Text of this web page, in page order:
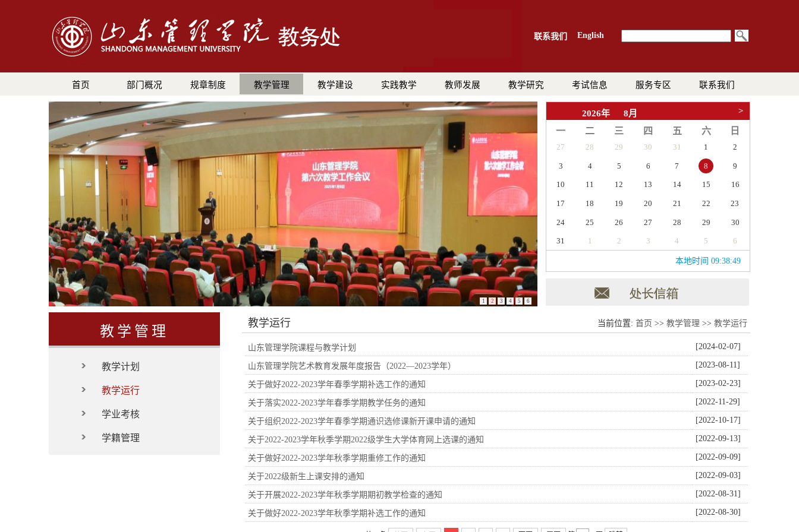
联系我们 English
首页 部门概况 规章制度 教学管理 教学建设 实践教学 教师发展 教学研究 考试信息 服务专区 联系我们
1 2 3 4 5 6
2026年 8月 >
一 二 三 四 五 六 日
27 28 29 30 31 1 2
3 4 5 6 7 8 9
10 11 12 13 14 15 16
17 18 19 20 21 22 23
24 25 26 27 28 29 30
31 1 2 3 4 5 6
本地时间 09:38:50
教学管理
教学计划
教学运行
学业考核
学籍管理
教学运行 当前位置: 首页 >> 教学管理 >> 教学运行
山东管理学院课程与教学计划 [2024-02-07]
山东管理学院艺术教育发展年度报告（2022—2023学年） [2023-08-11]
关于做好2022-2023学年春季学期补选工作的通知 [2023-02-23]
关于落实2022-2023学年春季学期教学任务的通知 [2022-11-29]
关于组织2022-2023学年春季学期通识选修课新开课申请的通知 [2022-10-17]
关于2022-2023学年秋季学期2022级学生大学体育网上选课的通知 [2022-09-13]
关于做好2022-2023学年秋季学期重修工作的通知 [2022-09-09]
关于2022级新生上课安排的通知 [2022-09-03]
关于开展2022-2023学年秋季学期期初教学检查的通知 [2022-08-31]
关于做好2022-2023学年秋季学期补选工作的通知 [2022-08-30]